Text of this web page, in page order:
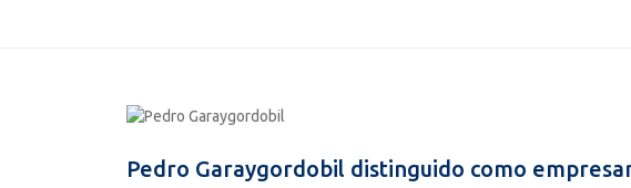
Pedro Garaygordobil distinguido como